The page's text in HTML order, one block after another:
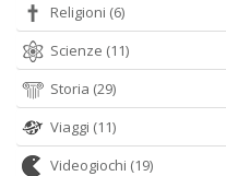
Religioni (6)
Scienze (11)
Storia (29)
Viaggi (11)
Videogiochi (19)